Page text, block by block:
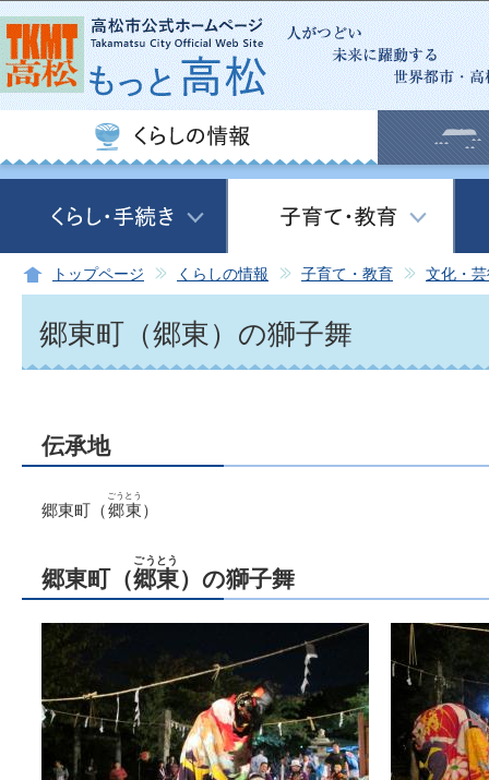
このページの本文へ移動
トップページ くらしの情報 子育て・教育 文化・
郷東町（郷東）の獅子舞
伝承地
郷東町（郷東
ごうとう
）
郷東町（郷東
ごうとう
）の獅子舞